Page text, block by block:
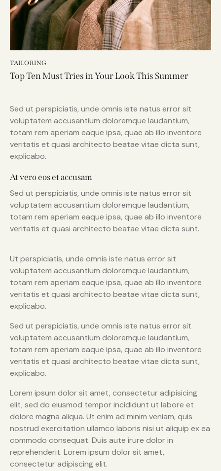
TAILORING
Top Ten Must Tries in Your Look This Summer
Sed ut perspiciatis, unde omnis iste natus error sit
voluptatem accusantium doloremque laudantium,
totam rem aperiam eaque ipsa, quae ab illo inventore
veritatis et quasi architecto beatae vitae dicta sunt,
explicabo.
At vero eos et accusam
Sed ut perspiciatis, unde omnis iste natus error sit
voluptatem accusantium doloremque laudantium,
totam rem aperiam eaque ipsa, quae ab illo inventore
veritatis et quasi architecto beatae vitae dicta sunt.
Ut perspiciatis, unde omnis iste natus error sit
voluptatem accusantium doloremque laudantium,
totam rem aperiam eaque ipsa, quae ab illo inventore
veritatis et quasi architecto beatae vitae dicta sunt,
explicabo.
Sed ut perspiciatis, unde omnis iste natus error sit
voluptatem accusantium doloremque laudantium,
totam rem aperiam eaque ipsa, quae ab illo inventore
veritatis et quasi architecto beatae vitae dicta sunt,
explicabo.
Lorem ipsum dolor sit amet, consectetur adipisicing
elit, sed do eiusmod tempor incididunt ut labore et
dolore magna aliqua. Ut enim ad minim veniam, quis
nostrud exercitation ullamco laboris nisi ut aliquip ex ea
commodo consequat. Duis aute irure dolor in
reprehenderit. Lorem ipsum dolor sit amet,
consectetur adipiscing elit.